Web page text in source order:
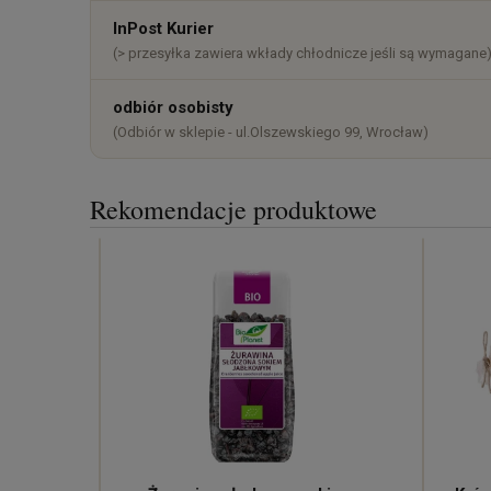
InPost Kurier
(> przesyłka zawiera wkłady chłodnicze jeśli są wymagane)
odbiór osobisty
(Odbiór w sklepie - ul.Olszewskiego 99, Wrocław)
Rekomendacje produktowe